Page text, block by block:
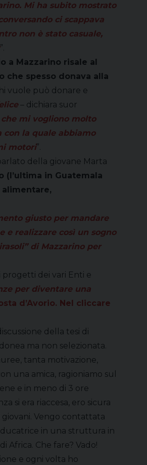
Mi ha subito mostrato
ci scappava
non è stato casuale,
”.
a Mazzarino risale al
che spesso donava alla
vuole può donare e
e– dichiara suor
mi vogliono molto
con la quale abbiamo
motori”.
della giovane Marta
(l’ultima in Guatemala
giusto per mandare
e realizzare così un sogno
di Mazzarino per
progetti dei vari Enti e
per diventare una
d’Avorio. Nel cliccare
della tesi di
ma non selezionata.
tanta motivazione,
una amica, ragioniamo sul
e in meno di 3 ore
si era riaccesa, ero sicura
Vengo contattata
in una struttura in
Africa. Che fare? Vado!
e ogni volta ho